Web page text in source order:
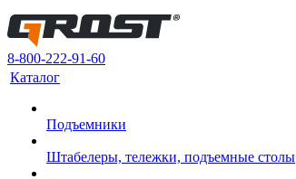
8-800-222-91-60
Каталог
Подъемники
Штабелеры, тележки, подъемные столы